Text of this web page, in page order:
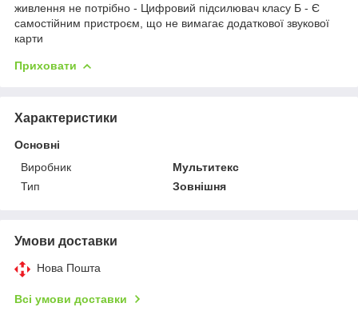
живлення не потрібно - Цифровий підсилювач класу Б - Є
самостійним пристроєм, що не вимагає додаткової звукової
карти
Приховати
Характеристики
Основні
Виробник
Мультитекс
Тип
Зовнішня
Умови доставки
Нова Пошта
Всі умови доставки